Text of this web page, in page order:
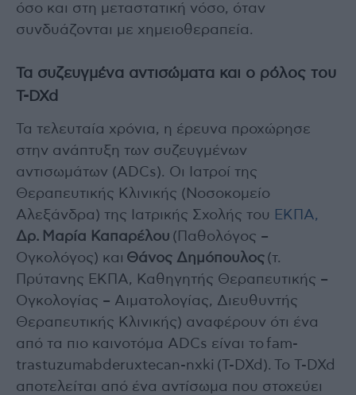
όσο και στη μεταστατική νόσο, όταν
συνδυάζονται με χημειοθεραπεία.
Τα συζευγμένα αντισώματα και ο ρόλος του
T-DXd
Τα τελευταία χρόνια, η έρευνα προχώρησε
στην ανάπτυξη των συζευγμένων
αντισωμάτων (ADCs). Οι Ιατροί της
Θεραπευτικής Κλινικής (Νοσοκομείο
Αλεξάνδρα) της Ιατρικής Σχολής του ΕΚΠΑ,
Δρ. Μαρία Καπαρέλου (Παθολόγος –
Ογκολόγος) και Θάνος Δημόπουλος (τ.
Πρύτανης ΕΚΠΑ, Καθηγητής Θεραπευτικής –
Ογκολογίας – Αιματολογίας, Διευθυντής
Θεραπευτικής Κλινικής) αναφέρουν ότι ένα
από τα πιο καινοτόμα ADCs είναι το fam-
trastuzumabderuxtecan-nxki (T-DXd). Το T-DXd
αποτελείται από ένα αντίσωμα που στοχεύει